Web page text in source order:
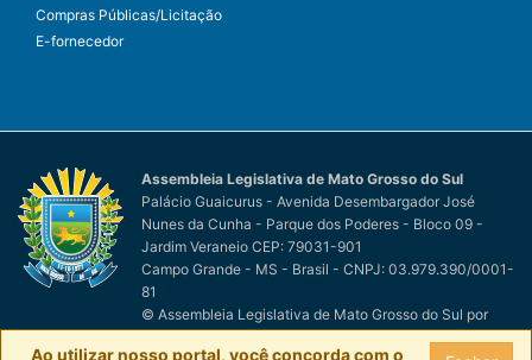
Compras Públicas/Licitação
E-fornecedor
Assembleia Legislativa de Mato Grosso do Sul
Palácio Guaicurus - Avenida Desembargador José
Nunes da Cunha - Parque dos Poderes - Bloco 09 -
Jardim Veraneio CEP: 79031-901
Campo Grande - MS - Brasil - CNPJ: 03.979.390/0001-
81
© Assembleia Legislativa de Mato Grosso do Sul por
Ao utilizar nosso portal, você concorda com o